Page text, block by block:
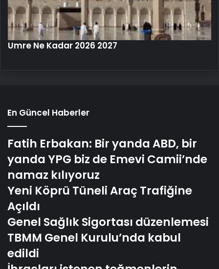
En Güncel Haberler
Açıldı
Genel Sağlık Sigortası düzenlemesi
TBMM Genel Kurulu’nda kabul
edildi
İhraçları istenen teğmenlerin
dosyası ikinci kez disiplin
kurulunda
Kılıçdaroğlu’nun mal varlıklarına
ve banka hesaplarına haciz
konuldu